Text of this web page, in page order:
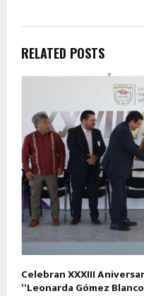
RELATED POSTS
Celebran XXXIII
“Leonarda Gómez